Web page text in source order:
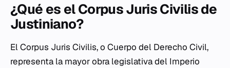
¿Qué es el Corpus Juris Civilis de
Justiniano?
El Corpus Juris Civilis, o Cuerpo del Derecho Civil,
representa la mayor obra legislativa del Imperio